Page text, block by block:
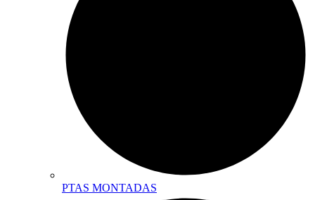
PTAS MONTADAS